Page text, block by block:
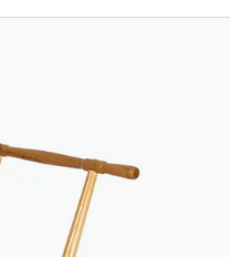
KAN DISSE